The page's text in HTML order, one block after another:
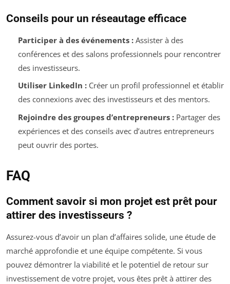
Conseils pour un réseautage efficace
Participer à des événements :Assister à des
conférences et des salons professionnels pour rencontrer
des investisseurs.
Utiliser LinkedIn :Créer un profil professionnel et établir
des connexions avec des investisseurs et des mentors.
Rejoindre des groupes d’entrepreneurs :Partager des
expériences et des conseils avec d’autres entrepreneurs
peut ouvrir des portes.
FAQ
Comment savoir si mon projet est prêt pour
attirer des investisseurs ?
Assurez-vous d’avoir un plan d’affaires solide, une étude de
marché approfondie et une équipe compétente. Si vous
pouvez démontrer la viabilité et le potentiel de retour sur
investissement de votre projet, vous êtes prêt à attirer des